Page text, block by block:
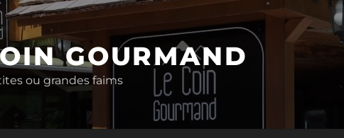
GOURMAND
ou grandes faims